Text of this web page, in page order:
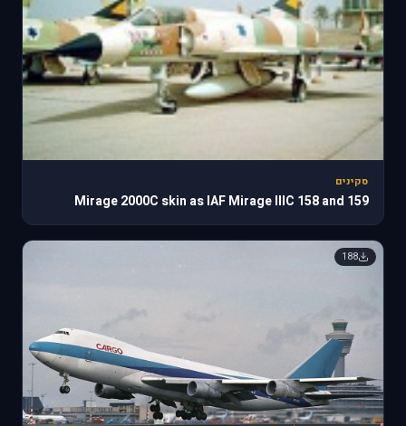
סקינים
Mirage 2000C skin as IAF Mirage IIIC 158 and 159
188